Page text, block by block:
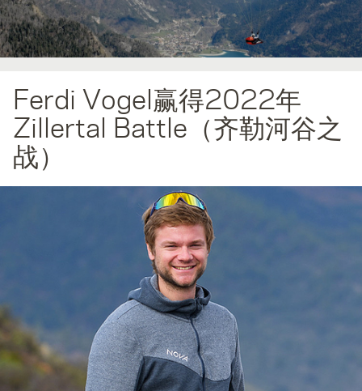
Ferdi Vogel赢得2022年
Zillertal Battle（齐勒河谷之
战）